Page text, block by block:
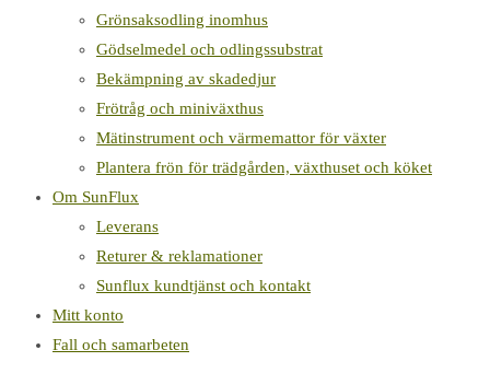
Grönsaksodling inomhus
Gödselmedel och odlingssubstrat
Bekämpning av skadedjur
Frötråg och miniväxthus
Mätinstrument och värmemattor för växter
Plantera frön för trädgården, växthuset och köket
Om SunFlux
Leverans
Returer & reklamationer
Sunflux kundtjänst och kontakt
Mitt konto
Fall och samarbeten